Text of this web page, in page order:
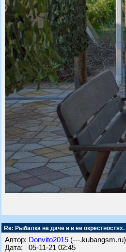
Re: Рыбалка на даче и в ее окрестностях.
Автор: Donvito2015 (---.kubangsm.ru)
Дата: 05-11-21 02:45